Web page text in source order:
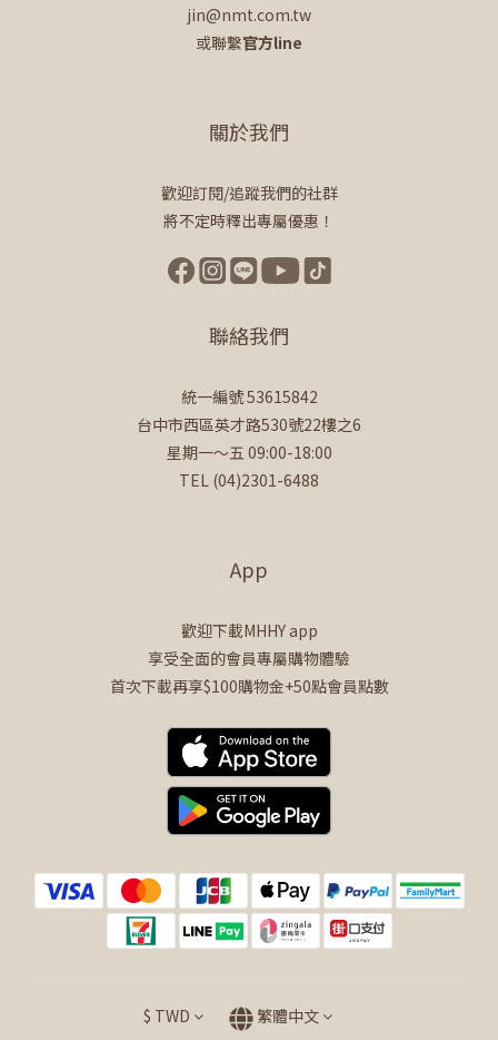
jin@nmt.com.tw
或聯繫官方line
關於我們
歡迎訂閱/追蹤我們的社群
將不定時釋出專屬優惠！
聯絡我們
統一編號 53615842
台中市西區英才路530號22樓之6
星期一～五 09:00-18:00
TEL (04)2301-6488
App
歡迎下載MHHY app
享受全面的會員專屬購物體驗
首次下載再享$100購物金+50點會員點數
$ TWD 繁體中文